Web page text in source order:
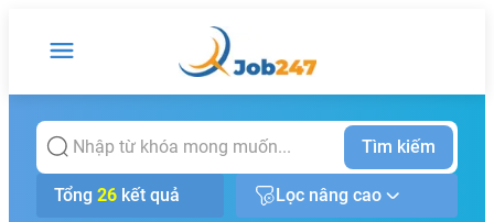
Tìm kiếm
Tổng 26 kết quả Lọc nâng cao